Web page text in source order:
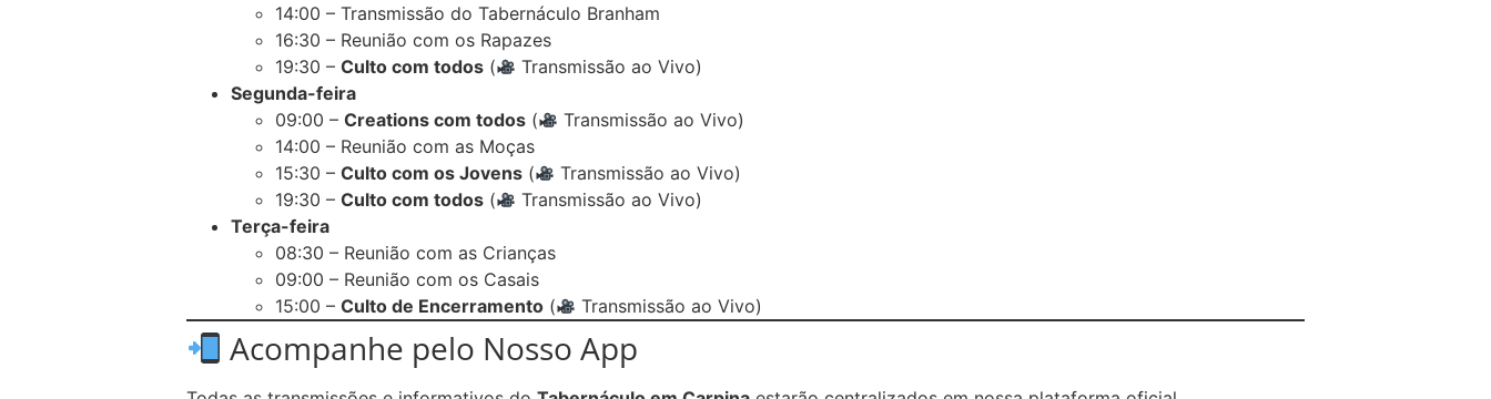
14:00 – Transmissão do Tabernáculo Branham
16:30 – Reunião com os Rapazes
19:30 – Culto com todos (
Transmissão ao Vivo)
Segunda-feira
09:00 – Creations com todos (
Transmissão ao Vivo)
14:00 – Reunião com as Moças
15:30 – Culto com os Jovens (
Transmissão ao Vivo)
19:30 – Culto com todos (
Transmissão ao Vivo)
Terça-feira
08:30 – Reunião com as Crianças
09:00 – Reunião com os Casais
15:00 – Culto de Encerramento ( Transmissão ao Vivo)
Acompanhe pelo Nosso App